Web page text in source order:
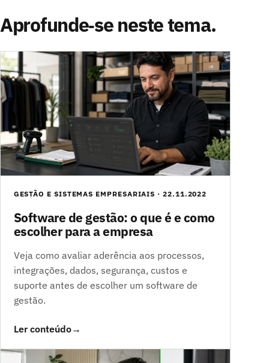
Aprofunde‑se neste tema.
GESTÃO E SISTEMAS EMPRESARIAIS · 22.11.2022
Software de gestão: o que é e como
escolher para a empresa
Veja como avaliar aderência aos processos,
integrações, dados, segurança, custos e
suporte antes de escolher um software de
gestão.
Ler conteúdo→